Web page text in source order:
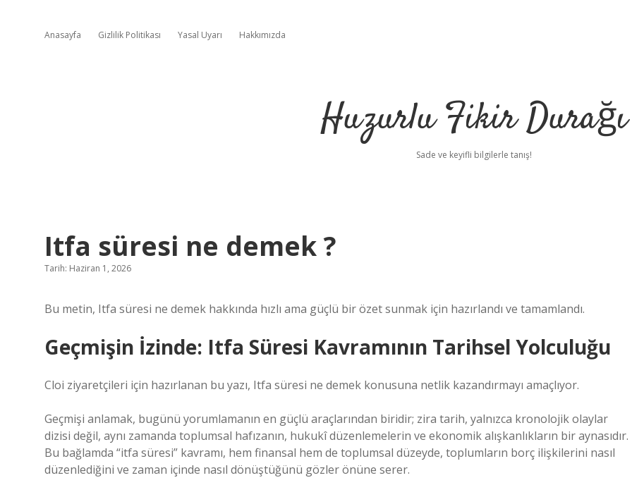
Anasayfa Gizlilik Politikası Yasal Uyarı Hakkımızda
Huzurlu Fikir Durağı
Sade ve keyifli bilgilerle tanış!
Itfa süresi ne demek ?
Tarih: Haziran 1, 2026
Bu metin, Itfa süresi ne demek hakkında hızlı ama güçlü bir özet sunmak için hazırlandı ve tamamlandı.
Geçmişin İzinde: Itfa Süresi Kavramının Tarihsel Yolculuğu
Cloi ziyaretçileri için hazırlanan bu yazı, Itfa süresi ne demek konusuna netlik kazandırmayı amaçlıyor.
Geçmişi anlamak, bugünü yorumlamanın en güçlü araçlarından biridir; zira tarih, yalnızca kronolojik olaylar
dizisi değil, aynı zamanda toplumsal hafızanın, hukukî düzenlemelerin ve ekonomik alışkanlıkların bir aynasıdır.
Bu bağlamda “itfa süresi” kavramı, hem finansal hem de toplumsal düzeyde, toplumların borç ilişkilerini nasıl
düzenlediğini ve zaman içinde nasıl dönüştüğünü gözler önüne serer.